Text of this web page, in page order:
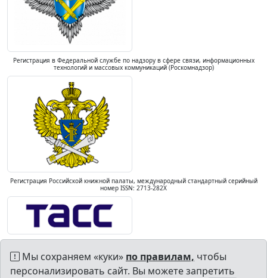
Регистрация в Федеральной службе по надзору в сфере связи, информационных
технологий и массовых коммуникаций (Роскомнадзор)
Регистрация Российской книжной палаты, международный стандартный серийный
номер ISSN: 2713-282X
Мы сохраняем «куки» по правилам, чтобы
персонализировать сайт. Вы можете запретить